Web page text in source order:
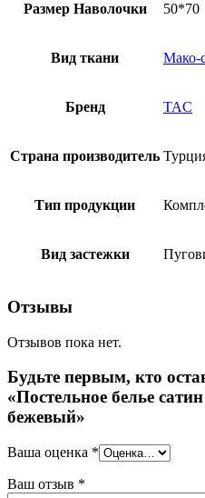
Размер Наволочки 50*70
Вид ткани Мако-
Бренд TAC
Страна производитель
Тип продукции
Вид застежки
Отзывы
Отзывов пока нет.
Будьте первым, кто
«Постельное белье
бежевый»
Ваша оценка *
Ваш отзыв *